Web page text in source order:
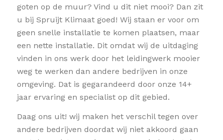
goten op de muur? Vind u dit niet mooi? Dan zit
u bij Spruijt Klimaat goed! Wij staan er voor om
geen snelle installatie te komen plaatsen, maar
een nette installatie. Dit omdat wij de uitdaging
vinden in ons werk door het leidingwerk mooier
weg te werken dan andere bedrijven in onze
omgeving. Dat is gegarandeerd door onze 14+
jaar ervaring en specialist op dit gebied.
Daag ons uit! wij maken het verschil tegen over
andere bedrijven doordat wij niet akkoord gaan